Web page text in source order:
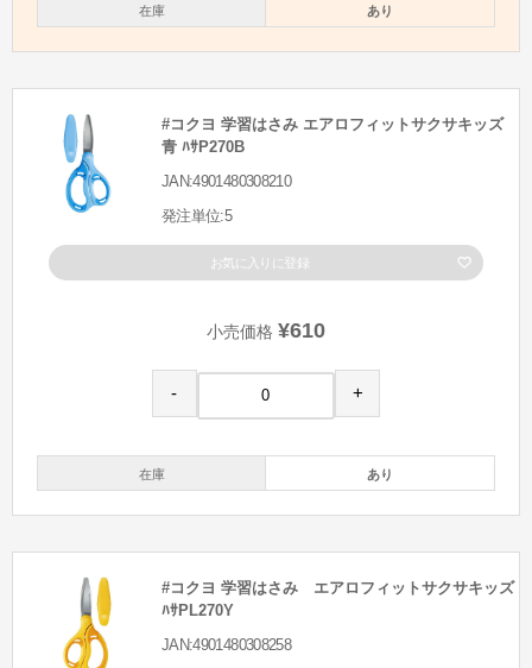
在庫 あり
#コクヨ 学習はさみ エアロフィットサクサキッズ
青 ﾊｻP270B
JAN:4901480308210
発注単位:5
お気に入りに登録
小売価格 ¥610
- +
在庫 あり
#コクヨ 学習はさみ エアロフィットサクサキッズ
ﾊｻPL270Y
JAN:4901480308258